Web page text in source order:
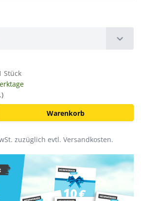
Stück
)
Warenkorb
zuzüglich evtl. Versandkosten.